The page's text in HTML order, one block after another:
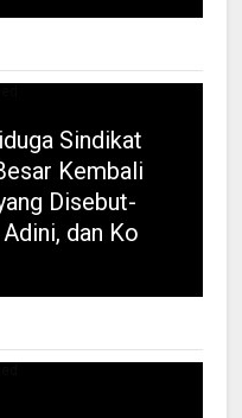
Sindikat
Kembali
Disebut-
dan Ko